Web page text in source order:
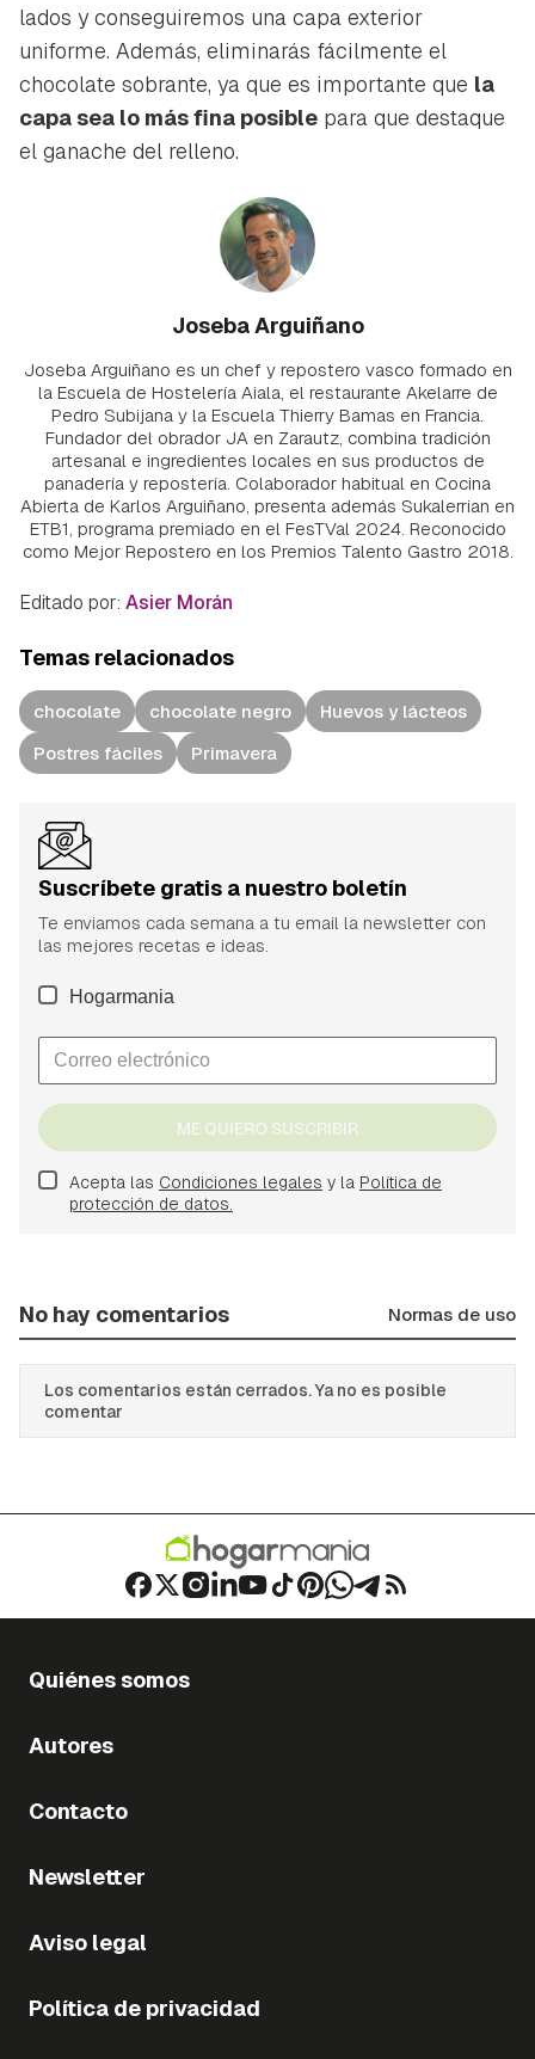
lados y conseguiremos una capa exterior
uniforme. Además, eliminarás fácilmente el
chocolate sobrante, ya que es importante que la
capa sea lo más fina posible para que destaque
el ganache del relleno.
Joseba Arguiñano
Joseba Arguiñano es un chef y repostero vasco formado en
la Escuela de Hostelería Aiala, el restaurante Akelarre de
Pedro Subijana y la Escuela Thierry Bamas en Francia.
Fundador del obrador JA en Zarautz, combina tradición
artesanal e ingredientes locales en sus productos de
panadería y repostería. Colaborador habitual en Cocina
Abierta de Karlos Arguiñano, presenta además Sukalerrian en
ETB1, programa premiado en el FesTVal 2024. Reconocido
como Mejor Repostero en los Premios Talento Gastro 2018.
Editado por: Asier Morán
Temas relacionados
chocolate chocolate negro
Huevos y lácteos
Postres fáciles
Primavera
Suscríbete gratis a nuestro boletín
Te enviamos cada semana a tu email la newsletter con
las mejores recetas e ideas.
Hogarmania
ME QUIERO SUSCRIBIR
Acepta las Condiciones legales y la Política de
protección de datos.
No hay comentarios Normas de uso
Los comentarios están cerrados. Ya no es posible
comentar
Quiénes somos
Autores
Contacto
Newsletter
Aviso legal
Política de privacidad